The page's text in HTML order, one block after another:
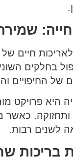
חיים
בחלקים
של החיפויים
היא פרויקט
ותחזוקה.
לשנים רבות.
בריכות